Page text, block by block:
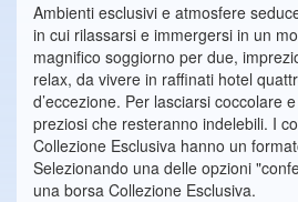
Ambienti esclusivi e atmosfere
in cui rilassarsi e immergersi in un
magnifico soggiorno per due,
relax, da vivere in raffinati hotel
d’eccezione. Per lasciarsi coccolare
preziosi che resteranno indelebili. I
Collezione Esclusiva hanno un
Selezionando una delle opzioni
una borsa Collezione Esclusiva.